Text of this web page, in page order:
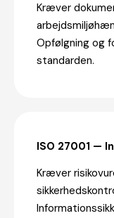
Kræver
Opfølgning og
standarden.
ISO 27001 —
Kræver